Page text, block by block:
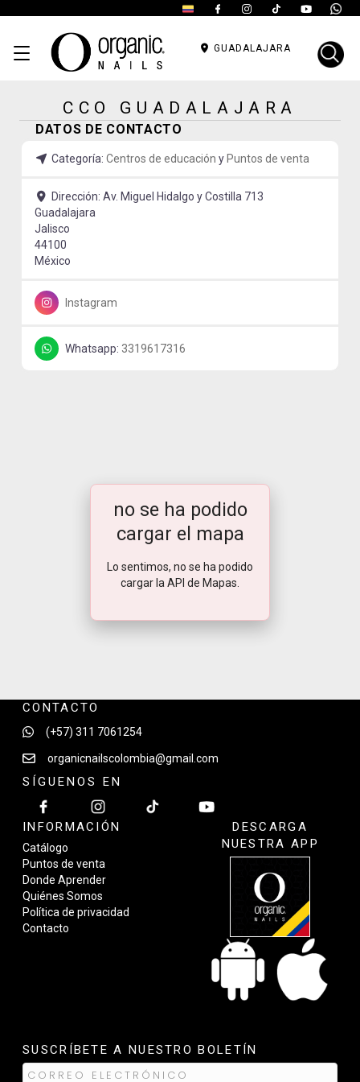
GUADALAJARA
CCO GUADALAJARA
DATOS DE CONTACTO
Categoría: Centros de educación y Puntos de venta
Dirección: Av. Miguel Hidalgo y Costilla 713
Guadalajara
Jalisco
44100
México
Instagram
Whatsapp: 3319617316
no se ha podido
cargar el mapa
Lo sentimos, no se ha podido
cargar la API de Mapas.
CONTACTO
(+57) 311 7061254
organicnailscolombia@gmail.com
SÍGUENOS EN
INFORMACIÓN
Catálogo
Puntos de venta
Donde Aprender
Quiénes Somos
Política de privacidad
Contacto
DESCARGA
NUESTRA APP
SUSCRÍBETE A NUESTRO BOLETÍN